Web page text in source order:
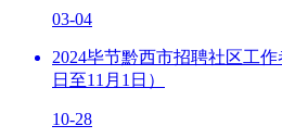
03-04
2024毕节黔西市招聘社区工
日至11月1日）
10-28